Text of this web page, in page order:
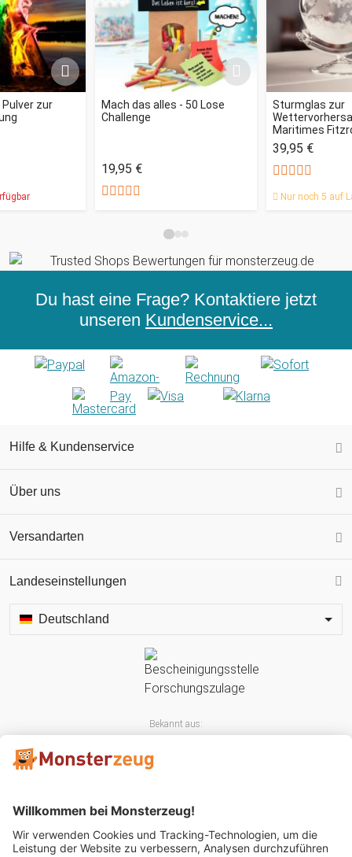
zur
Mach das alles - 50 Lose
Challenge
19,95 €
Sturmglas zur
Maritimes
39,95 €
Nur noch 5 auf
Du hast eine Frage? Kontaktiere jetzt
unseren Kundenservice...
Hilfe & Kundenservice
Über uns
Versandarten
Landeseinstellungen
Deutschland
Bekannt aus: